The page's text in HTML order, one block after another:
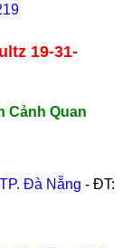
19-31-
Cảnh Quan
Đà Nẵng - ĐT: